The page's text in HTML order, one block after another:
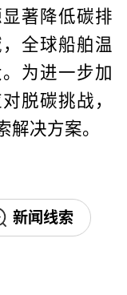
著降低碳排
全球船舶温
为进一步加
脱碳挑战，
决方案。
新闻线索